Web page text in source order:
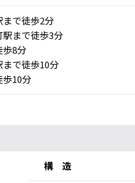
で徒歩2分
まで徒歩3分
8分
で徒歩10分
10分
構 造